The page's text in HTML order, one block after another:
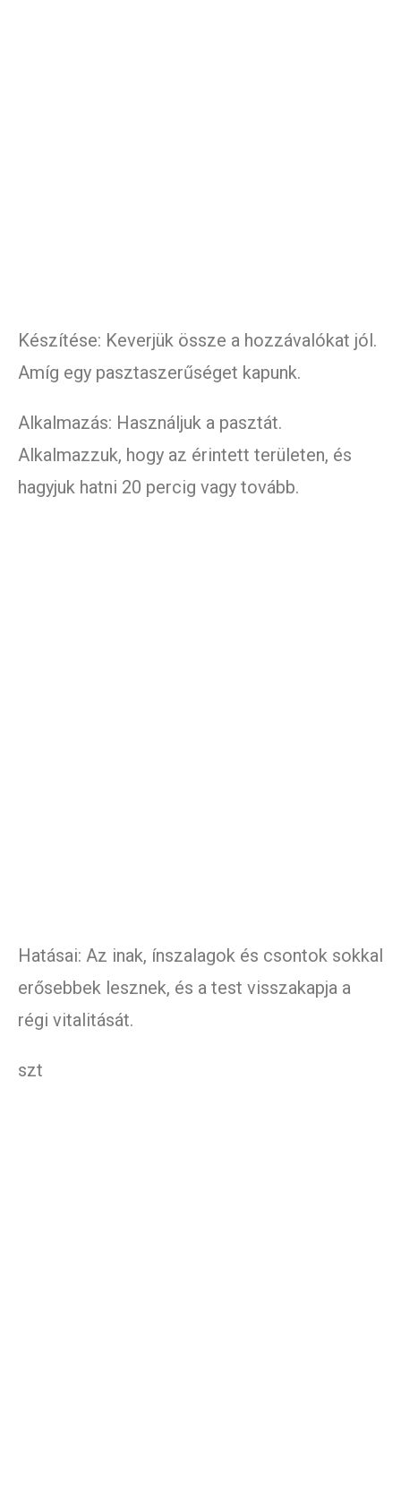
Készítése: Keverjük össze a hozzávalókat jól.
Amíg egy pasztaszerűséget kapunk.
Alkalmazás: Használjuk a pasztát.
Alkalmazzuk, hogy az érintett területen, és
hagyjuk hatni 20 percig vagy tovább.
Hatásai: Az inak, ínszalagok és csontok sokkal
erősebbek lesznek, és a test visszakapja a
régi vitalitását.
szt